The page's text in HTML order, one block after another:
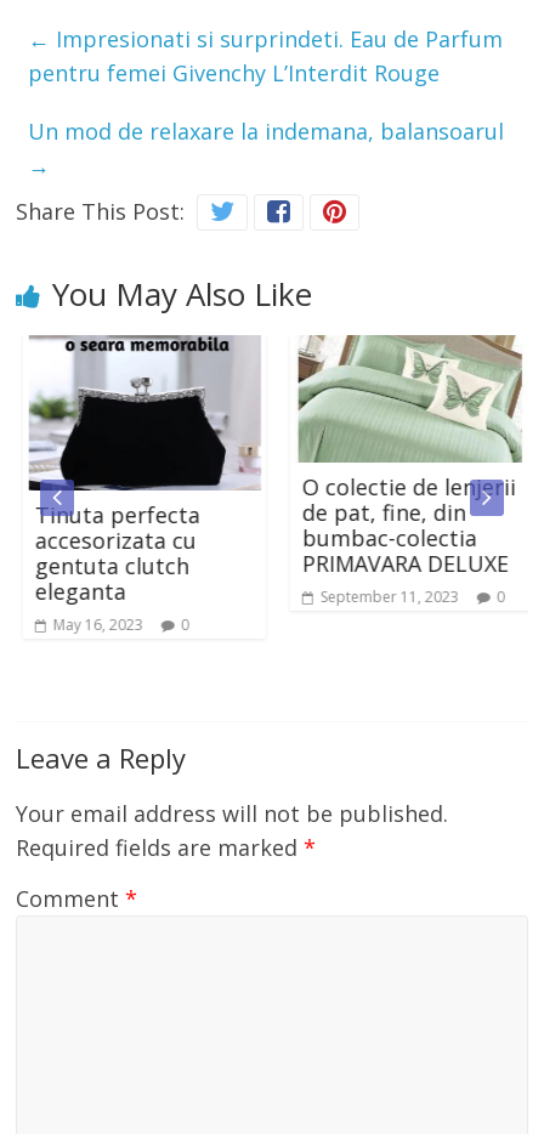
← Impresionati si surprindeti. Eau de Parfum
pentru femei Givenchy L’Interdit Rouge
Un mod de relaxare la indemana, balansoarul
→
Share This Post:
You May Also Like
Tinuta perfecta
accesorizata cu
gentuta clutch
eleganta
May 16, 2023 0
O colectie de lenjerii
de pat, fine, din
bumbac-colectia
PRIMAVARA DELUXE
September 11, 2023 0
Leave a Reply
Your email address will not be published.
Required fields are marked*
Comment*